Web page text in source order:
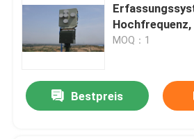
Brummen staut
MOQ：1
Bestpreis